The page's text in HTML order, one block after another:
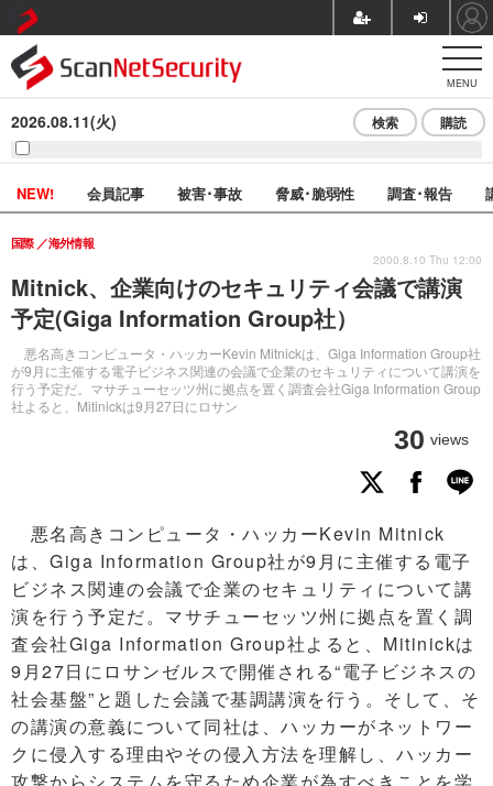
MENU
2026.08.11(火) 検索 購読
NEW! 会員記事 被害･事故 脅威･脆弱性 調査･報告
Mitnick、企業向けのセキュリティ会議で講演
予定(Giga Information Group社）
悪名高きコンピュータ・ハッカーKevin Mitnickは、Giga Information Group社
が9月に主催する電子ビジネス関連の会議で企業のセキュリティについて講演を
行う予定だ。マサチューセッツ州に拠点を置く調査会社Giga Information Group
社よると、Mitinickは9月27日にロサン
国際 海外情報
30 views
2000.8.10 Thu 12:00
悪名高きコンピュータ・ハッカーKevin Mitnick
は、Giga Information Group社が9月に主催する電子
ビジネス関連の会議で企業のセキュリティについて講
演を行う予定だ。マサチューセッツ州に拠点を置く調
査会社Giga Information Group社よると、Mitinickは
9月27日にロサンゼルスで開催される“電子ビジネスの
社会基盤”と題した会議で基調講演を行う。そして、そ
の講演の意義について同社は、ハッカーがネットワー
クに侵入する理由やその侵入方法を理解し、ハッカー